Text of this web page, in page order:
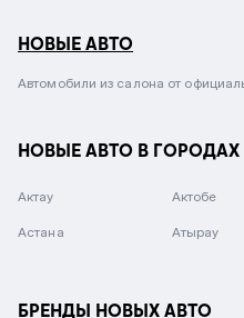
НОВЫЕ АВТО
Автомобили из салона от
НОВЫЕ АВТО В ГОРОДАХ
Актау Актобе
Астана Атырау
БРЕНДЫ НОВЫХ АВТО